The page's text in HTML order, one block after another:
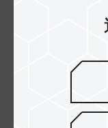
執行程式